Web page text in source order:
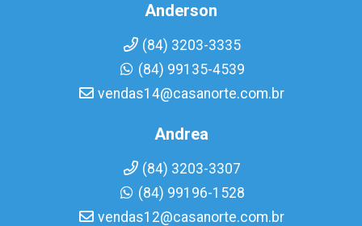
Anderson
(84) 3203-3335
(84) 99135-4539
vendas14@casanorte.com.br
Andrea
(84) 3203-3307
(84) 99196-1528
vendas12@casanorte.com.br